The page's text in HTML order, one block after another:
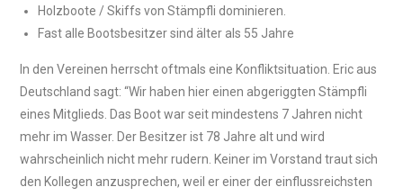
Holzboote / Skiffs von Stämpfli dominieren.
Fast alle Bootsbesitzer sind älter als 55 Jahre
In den Vereinen herrscht oftmals eine Konfliktsituation. Eric aus
Deutschland sagt: “Wir haben hier einen abgeriggten Stämpfli
eines Mitglieds. Das Boot war seit mindestens 7 Jahren nicht
mehr im Wasser. Der Besitzer ist 78 Jahre alt und wird
wahrscheinlich nicht mehr rudern. Keiner im Vorstand traut sich
den Kollegen anzusprechen, weil er einer der einflussreichsten